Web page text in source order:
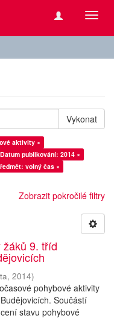
Vykonat
aktivity ×
Datum publikování: 2014 ×
volný čas ×
Zobrazit pokročilé filtry
9. tříd
, 2014)
pohybové aktivity
Součástí
stavu pohybové